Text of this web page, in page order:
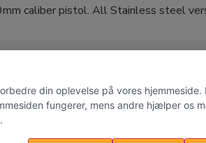
caliber pistol. All Stainless steel
din oplevelse på vores hjemmeside.
fungerer, mens andre hjælper os